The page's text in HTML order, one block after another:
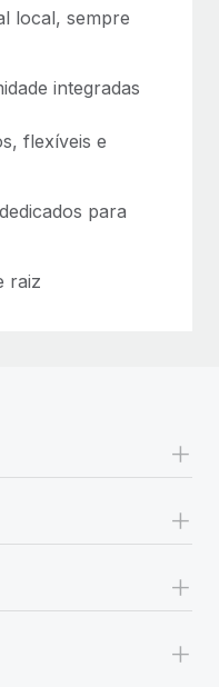
local, sempre
integradas
flexíveis e
para
raiz
+
+
+
+